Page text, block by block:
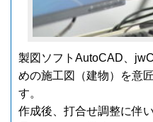
製図ソフトAutoCAD、
めの施工図（建物）を意
す。
作成後、打合せ調整に伴